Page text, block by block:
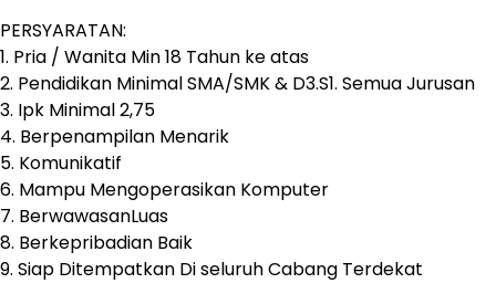
PERSYARATAN:
1. Pria / Wanita Min 18 Tahun ke atas
2. Pendidikan Minimal SMA/SMK & D3.S1. Semua Jurusan
3. Ipk Minimal 2,75
4. Berpenampilan Menarik
5. Komunikatif
6. Mampu Mengoperasikan Komputer
7. BerwawasanLuas
8. Berkepribadian Baik
9. Siap Ditempatkan Di seluruh Cabang Terdekat